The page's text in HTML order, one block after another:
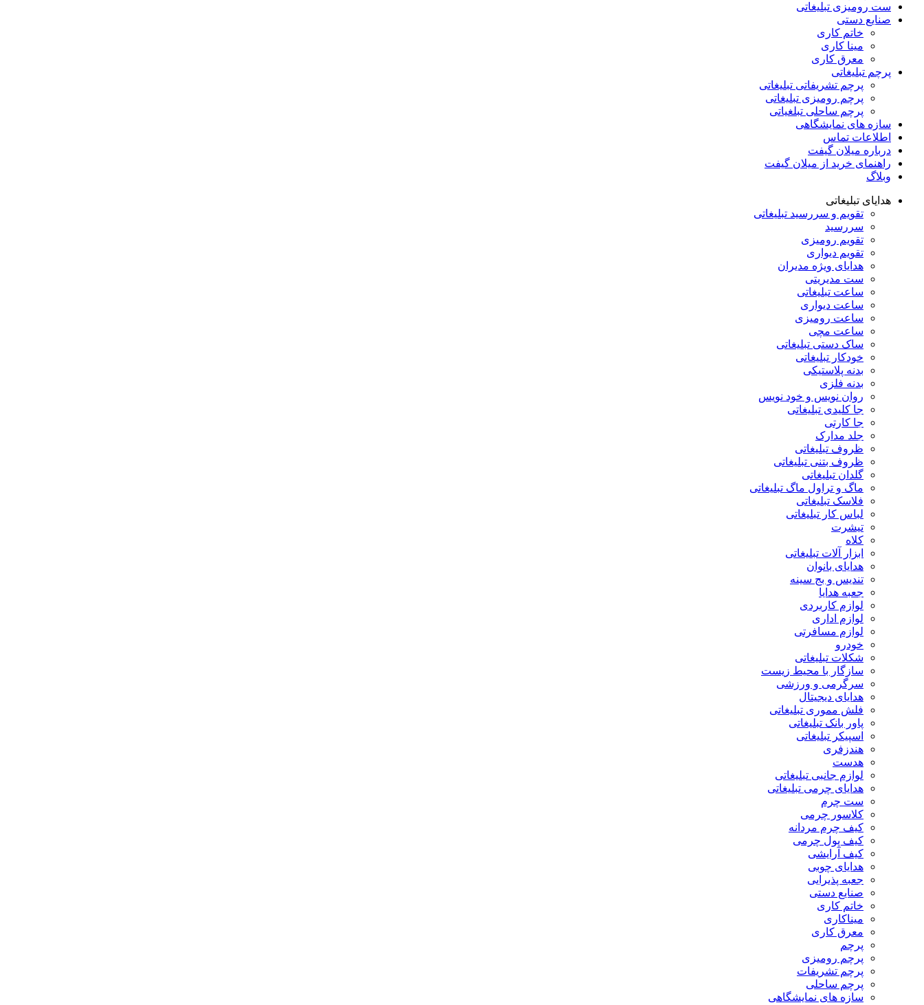
ست رومیزی تبلیغاتی
صنایع دستی
خاتم کاری
مینا کاری
معرق کاری
پرچم تبلیغاتی
پرچم تشریفاتی تبلیغاتی
پرچم رومیزی تبلیغاتی
پرچم ساحلی تبلغیاتی
سازه های نمایشگاهی
اطلاعات تماس
درباره میلان گیفت
راهنمای خرید از میلان گیفت
وبلاگ
هدایای تبلیغاتی
تقویم و سررسید تبلیغاتی
سررسید
تقویم رومیزی
تقویم دیواری
هدایای ویژه مدیران
ست مدیریتی
ساعت تبلیغاتی
ساعت دیواری
ساعت رومیزی
ساعت مچی
ساک دستی تبلیغاتی
خودکار تبلیغاتی
بدنه پلاستیکی
بدنه فلزی
روان نویس و خود نویس
جا کلیدی تبلیغاتی
جا کارتی
جلد مدارک
ظروف تبلیغاتی
ظروف بتنی تبلیغاتی
گلدان تبلیغاتی
ماگ و تراول ماگ تبلیغاتی
فلاسک تبلیغاتی
لباس کار تبلیغاتی
تیشرت
کلاه
ابزار آلات تبلیغاتی
هدایای بانوان
تندیس و بج سینه
جعبه هدایا
لوازم کاربردی
لوازم اداری
لوازم مسافرتی
خودرو
شکلات تبلیغاتی
سازگار با محیط زیست
سرگرمی و ورزشی
هدایای دیجیتال
فلش مموری تبلیغاتی
پاور بانک تبلیغاتی
اسپیکر تبلیغاتی
هندزفری
هدست
لوازم جانبی تبلیغاتی
هدایای چرمی تبلیغاتی
ست چرم
کلاسور چرمی
کیف چرم مردانه
کیف پول چرمی
کیف آرایشی
هدایای چوبی
جعبه پذیرایی
صنایع دستی
خاتم کاری
میناکاری
معرق کاری
پرچم
پرچم رومیزی
پرچم تشریفات
پرچم ساحلی
سازه های نمایشگاهی